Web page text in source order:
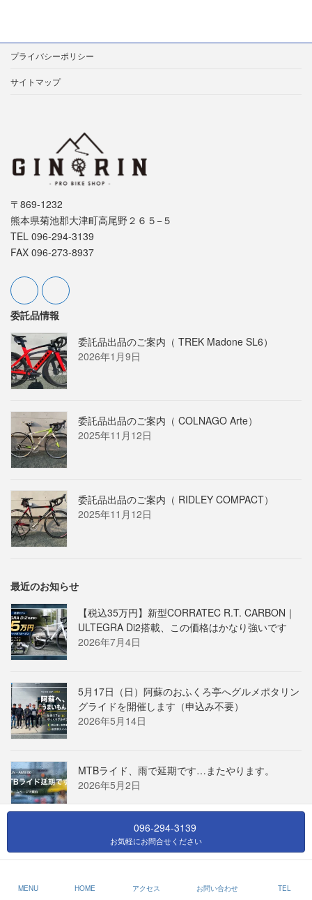
プライバシーポリシー
サイトマップ
〒869-1232
熊本県菊池郡大津町高尾野２６５−５
TEL 096-294-3139
FAX 096-273-8937
委託品情報
委託品出品のご案内（ TREK Madone SL6）
2026年1月9日
委託品出品のご案内（ COLNAGO Arte）
2025年11月12日
委託品出品のご案内（ RIDLEY COMPACT）
2025年11月12日
最近のお知らせ
【税込35万円】新型CORRATEC R.T. CARBON｜
ULTEGRA Di2搭載、この価格はかなり強いです
2026年7月4日
5月17日（日）阿蘇のおふくろ亭へグルメポタリン
グライドを開催します（申込み不要）
2026年5月14日
MTBライド、雨で延期です…またやります。
2026年5月2日
096-294-3139
お気軽にお問合せください
MENU HOME アクセス お問い合わせ TEL